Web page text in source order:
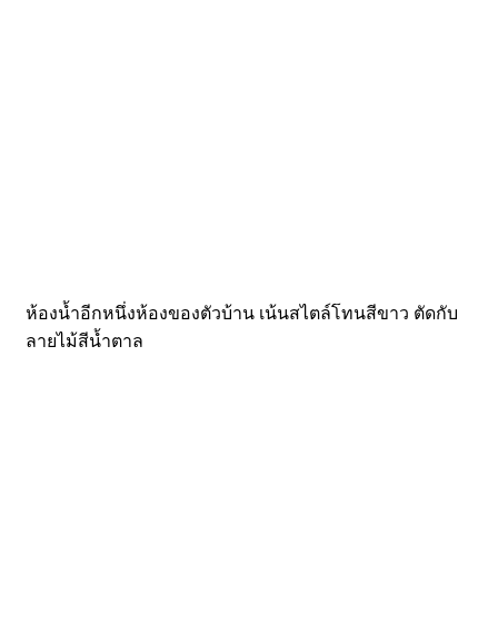
ห้องน้ำอีกหนึ่งห้องของตัวบ้าน เน้นสไตล์โทนสีขาว ตัดกับ
ลายไม้สีน้ำตาล